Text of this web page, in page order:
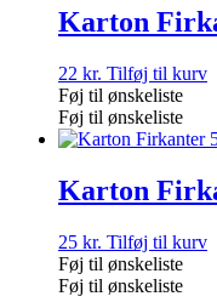
Karton
22 kr. Tilføj til kurv
Føj til ønskeliste
Føj til ønskeliste
Karton
25 kr. Tilføj til kurv
Føj til ønskeliste
Føj til ønskeliste